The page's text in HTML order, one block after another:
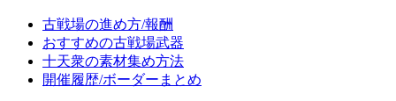
古戦場の進め方/報酬
おすすめの古戦場武器
十天衆の素材集め方法
開催履歴/ボーダーまとめ